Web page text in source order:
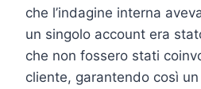
che l’indagine interna
un singolo account era
che non fossero stati
cliente, garantendo così